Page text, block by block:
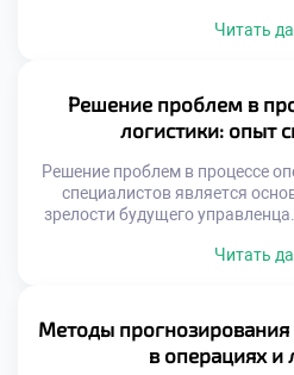
бизнесу. Нарушение ритма
Выпускники должны
бесперебойность всех
сбоев ценится
Профессионализм измеряется
Читать
Решение проблем в
логистики: опыт
Решение проблем в процессе
специалистов является
зрелости будущего
цепочках поставок происходят
должны осознавать, что
работы. Теоретические
принятия
Читать
Методы прогнозирования
в операциях и